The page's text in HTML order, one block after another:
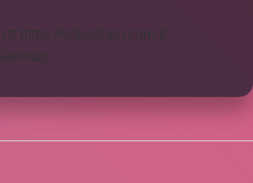
https://sokoglam.com.tr